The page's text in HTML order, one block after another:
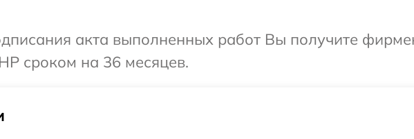
акта выполненных работ Вы получите
сроком на 36 месяцев.